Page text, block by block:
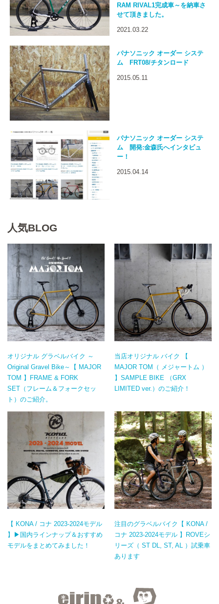
RAM RIVAL1完成車～を納車さ
せて頂きました。
2021.03.22
パナソニック オーダー システ
ム FRT08/チタンロード
2015.05.11
パナソニック オーダー システ
ム 開発:金森氏へインタビュ
ー！
2015.04.14
人気BLOG
オリジナル グラベルバイク ～
Original Gravel Bike～【 MAJOR
TOM 】FRAME & FORK
SET（フレーム＆フォークセッ
ト）のご紹介。
当店オリジナル バイク 【
MAJOR TOM（ メジャートム ）
】SAMPLE BIKE （GRX
LIMITED ver.）のご紹介！
【 KONA / コナ 2023-2024モデル
】▶国内ラインナップ＆おすすめ
モデルをまとめてみました！
注目のグラベルバイク【 KONA /
コナ 2023-2024モデル 】ROVEシ
リーズ（ ST DL, ST, AL ）試乗車
あります